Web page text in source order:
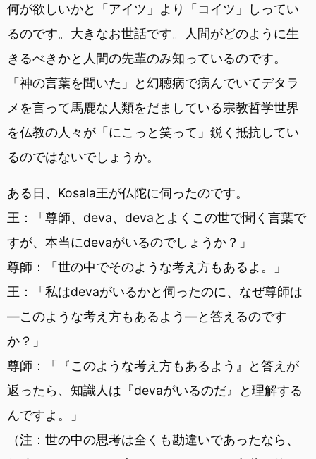
何が欲しいかと「アイツ」より「コイツ」しってい
るのです。大きなお世話です。人間がどのように生
きるべきかと人間の先輩のみ知っているのです。
「神の言葉を聞いた」と幻聴病で病んでいてデタラ
メを言って馬鹿な人類をだましている宗教哲学世界
を仏教の人々が「にこっと笑って」鋭く抵抗してい
るのではないでしょうか。
ある日、Kosala王が仏陀に伺ったのです。
王：「尊師、deva、devaとよくこの世で聞く言葉で
すが、本当にdevaがいるのでしょうか？」
尊師：「世の中でそのような考え方もあるよ。」
王：「私はdevaがいるかと伺ったのに、なぜ尊師は
―このような考え方もあるよう―と答えるのです
か？」
尊師：「『このような考え方もあるよう』と答えが
返ったら、知識人は『devaがいるのだ』と理解する
んですよ。」
（注：世の中の思考は全くも勘違いであったなら、